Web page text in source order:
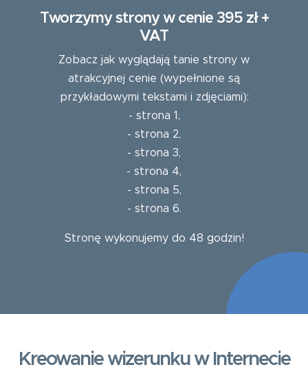
Tworzymy strony w cenie 395 zł +
VAT
Zobacz jak wyglądają tanie strony w
atrakcyjnej cenie (wypełnione są
przykładowymi tekstami i zdjęciami):
- strona 1 ,
- strona 2,
- strona 3,
- strona 4,
- strona 5,
- strona 6.
Stronę wykonujemy do 48 godzin!
Kreowanie wizerunku w Internecie